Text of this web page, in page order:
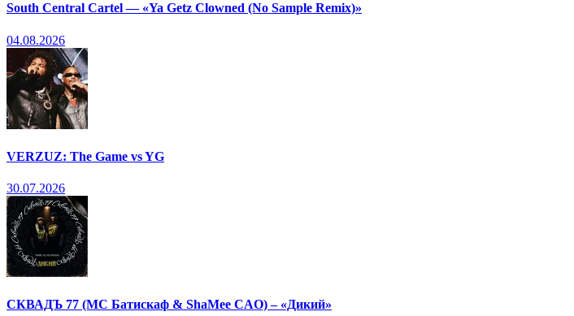
South Central Cartel — «Ya Getz Clowned (No Sample Remix)»
04.08.2026
VERZUZ: The Game vs YG
30.07.2026
СКВАДЪ 77 (МС Батискаф & ShaMee CAO) – «Дикий»